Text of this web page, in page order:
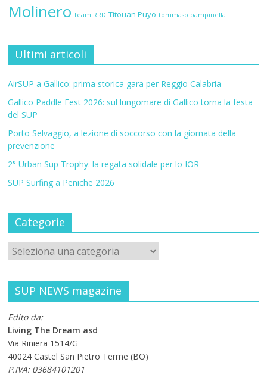
Molinero Team RRD Titouan Puyo tommaso pampinella
Ultimi articoli
AirSUP a Gallico: prima storica gara per Reggio Calabria
Gallico Paddle Fest 2026: sul lungomare di Gallico torna la festa
del SUP
Porto Selvaggio, a lezione di soccorso con la giornata della
prevenzione
2° Urban Sup Trophy: la regata solidale per lo IOR
SUP Surfing a Peniche 2026
Categorie
SUP NEWS magazine
Edito da:
Living The Dream asd
Via Riniera 1514/G
40024 Castel San Pietro Terme (BO)
P.IVA: 03684101201